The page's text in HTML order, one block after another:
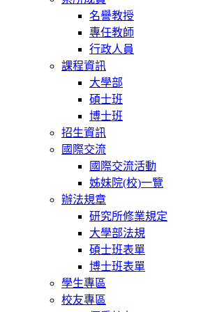
名譽教授
專任教師
行政人員
課程資訊
大學部
碩士班
博士班
招生資訊
國際交流
國際交流活動
姊妹院(校)一覽
辦法規章
研究所修業規定
大學部法規
碩士班表單
博士班表單
學生專區
校友專區